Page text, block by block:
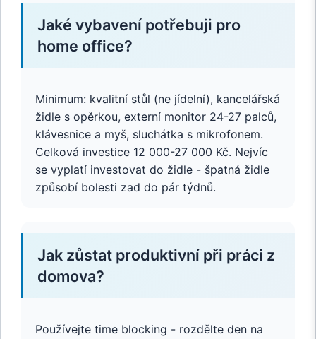
Jaké vybavení potřebuji pro
home office?
Minimum: kvalitní stůl (ne jídelní), kancelářská
židle s opěrkou, externí monitor 24-27 palců,
klávesnice a myš, sluchátka s mikrofonem.
Celková investice 12 000-27 000 Kč. Nejvíc
se vyplatí investovat do židle - špatná židle
způsobí bolesti zad do pár týdnů.
Jak zůstat produktivní při práci z
domova?
Používejte time blocking - rozdělte den na